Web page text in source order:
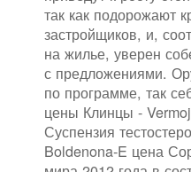
так как подорожают
застройщиков, и,
на жилье, уверен
с предложениями.
по программе, так
цены Клинцы -
Суспензия
Boldenona-E цена